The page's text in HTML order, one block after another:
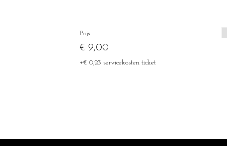
Prijs
€ 9,00
+€ 0,23 servicekosten ticket